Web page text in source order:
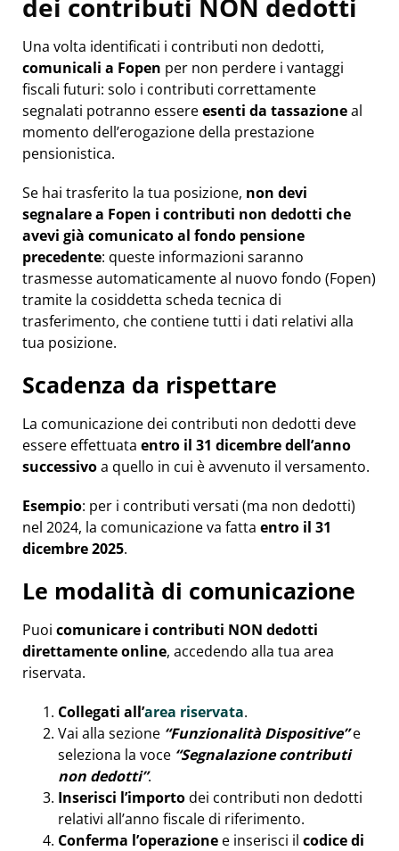
dei contributi NON dedotti
Una volta identificati i contributi non dedotti,
comunicali a Fopen per non perdere i vantaggi
fiscali futuri: solo i contributi correttamente
segnalati potranno essereesenti da tassazioneal
momento dell’erogazione della prestazione
pensionistica.
Se hai trasferito la tua posizione, non devi
segnalare a Fopen i contributi non dedotti che
avevi già comunicato al fondo pensione
precedente: queste informazioni saranno
trasmesse automaticamente al nuovo fondo (Fopen)
tramite la cosiddetta scheda tecnica di
trasferimento, che contiene tutti i dati relativi alla
tua posizione.
Scadenza da rispettare
La comunicazione dei contributi non dedotti deve
essere effettuata entro il 31 dicembre dell’anno
successivoa quello in cui è avvenuto il versamento.
Esempio: per i contributi versati (ma non dedotti)
nel 2024, la comunicazione va fatta entro il 31
dicembre 2025.
Le modalità di comunicazione
Puoi comunicare i contributi NON dedotti
direttamente online, accedendo alla tua area
riservata.
Collegati all’area riservata.
Vai alla sezione “Funzionalità Dispositive”e
seleziona la voce “Segnalazione contributi
non dedotti”.
Inserisci l’importodei contributi non dedotti
relativi all’anno fiscale di riferimento.
Conferma l’operazione e inserisci il codice di